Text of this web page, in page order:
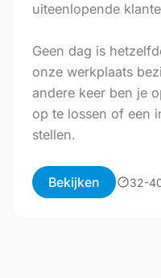
uiteenlopende
Geen dag is
onze werkplaats
andere keer ben je
op te lossen of een
stellen.
Bekijken 32-